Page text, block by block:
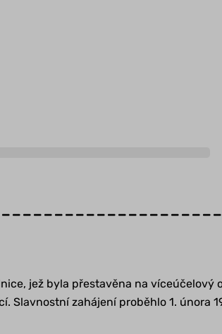
jež byla přestavěna na
Slavnostní zahájení proběhlo 1. února